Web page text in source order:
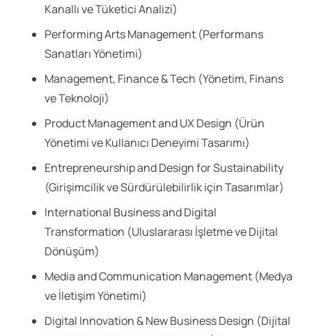
Kanallı ve Tüketici Analizi)
Performing Arts Management (Performans
Sanatları Yönetimi)
Management, Finance & Tech (Yönetim, Finans
ve Teknoloji)
Product Management and UX Design (Ürün
Yönetimi ve Kullanıcı Deneyimi Tasarımı)
Entrepreneurship and Design for Sustainability
(Girişimcilik ve Sürdürülebilirlik için Tasarımlar)
International Business and Digital
Transformation (Uluslararası İşletme ve Dijital
Dönüşüm)
Media and Communication Management (Medya
ve İletişim Yönetimi)
Digital Innovation & New Business Design (Dijital